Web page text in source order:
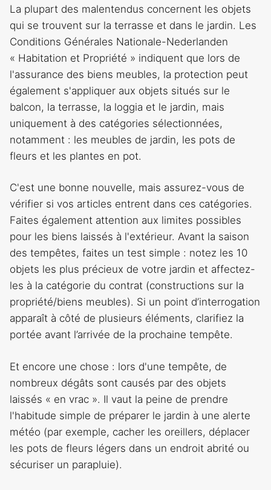
La plupart des malentendus concernent les objets
qui se trouvent sur la terrasse et dans le jardin. Les
Conditions Générales Nationale-Nederlanden
« Habitation et Propriété » indiquent que lors de
l'assurance des biens meubles, la protection peut
également s'appliquer aux objets situés sur le
balcon, la terrasse, la loggia et le jardin, mais
uniquement à des catégories sélectionnées,
notamment : les meubles de jardin, les pots de
fleurs et les plantes en pot.
C'est une bonne nouvelle, mais assurez-vous de
vérifier si vos articles entrent dans ces catégories.
Faites également attention aux limites possibles
pour les biens laissés à l'extérieur. Avant la saison
des tempêtes, faites un test simple : notez les 10
objets les plus précieux de votre jardin et affectez-
les à la catégorie du contrat (constructions sur la
propriété/biens meubles). Si un point d’interrogation
apparaît à côté de plusieurs éléments, clarifiez la
portée avant l’arrivée de la prochaine tempête.
Et encore une chose : lors d'une tempête, de
nombreux dégâts sont causés par des objets
laissés « en vrac ». Il vaut la peine de prendre
l'habitude simple de préparer le jardin à une alerte
météo (par exemple, cacher les oreillers, déplacer
les pots de fleurs légers dans un endroit abrité ou
sécuriser un parapluie).